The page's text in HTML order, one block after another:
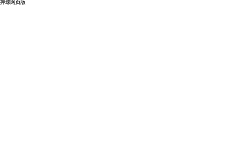
押球网页版